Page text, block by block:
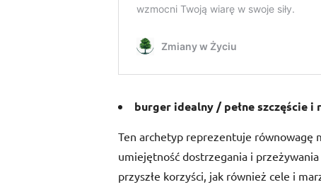
burger idealny / pełne szczęście i
Ten archetyp reprezentuje równowagę
umiejętność dostrzegania i
przyszłe korzyści, jak również cele i